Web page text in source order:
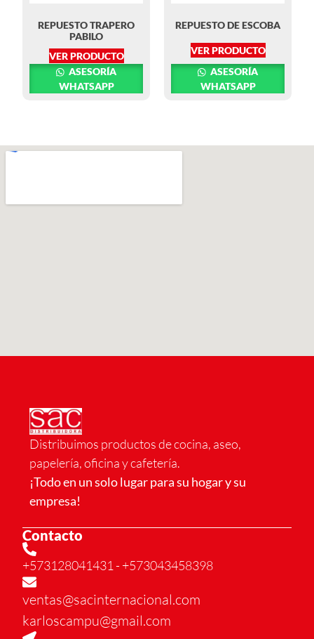
REPUESTO TRAPERO
PABILO
VER PRODUCTO
ASESORÍA
WHATSAPP
REPUESTO DE ESCOBA
VER PRODUCTO
ASESORÍA
WHATSAPP
Distribuimos productos de cocina, aseo,
papelería, oficina y cafetería.
¡Todo en un solo lugar para su hogar y su
empresa!
Contacto
+573128041431- +573043458398
ventas@sacinternacional.com
karloscampu@gmail.com